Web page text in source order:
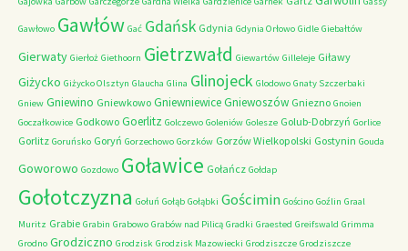
Gawłowo Gawłów Gać Gdańsk Gdynia Gdynia Orłowo Gidle Giebałtów
Gierwaty Gierłoż Giethoorn Gietrzwałd Giewartów Gilleleje Giławy
Giżycko Giżycko Olsztyn Glaucha Glina Glinojeck Glodowo Gnaty Szczerbaki
Gniew Gniewino Gniewkowo GniewniewiceGniewoszów Gniezno Gnoien
Goczałkowice Godkowo Goerlitz Golczewo Goleniów Golesze Golub-Dobrzyń Gorlice
Gorlitz Goruńsko Goryń Gorzechowo Gorzków Gorzów Wielkopolski Gostynin Gouda
Goworowo Gozdowo Goławice Gołańcz Gołdap
Gołotczyzna Gołuń Gołąb Gołąbki Gościmin Gościno Goźlin Graal
Muritz Grabie Grabin Grabowo Grabów nad Pilicą Gradki Graested Greifswald Grimma
Grodno Grodziczno Grodzisk Grodzisk Mazowiecki Grodziszcze Grodziszcze